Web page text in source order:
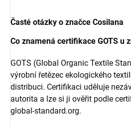
Časté otázky o značce Cosilana
Co znamená certifikace GOTS u
GOTS (Global Organic Textile
výrobní řetězec ekologického
distribuci. Certifikaci uděluje
autorita a lze si ji ověřit podle
global-standard.org.